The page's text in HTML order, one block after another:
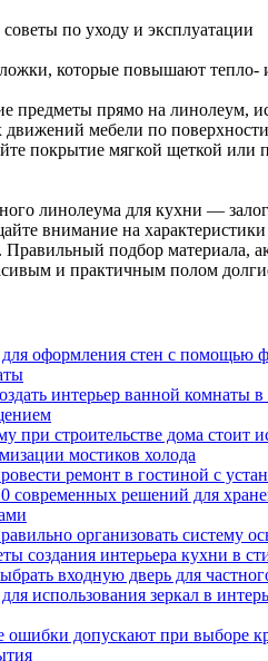
по уходу и эксплуатации
которые повышают тепло-
предметы прямо на линолеум,
движений мебели по
покрытие мягкой щеткой или
линолеума для кухни —
внимание на
Правильный подбор материала,
и практичным полом
оформления стен с помощью
интерьер ванной комнаты
при строительстве дома стоит
мостиков холода
ремонт в гостиной с
современных решений для
организовать систему
создания интерьера кухни в
входную дверь для
использования зеркал в
ошибки допускают при выборе